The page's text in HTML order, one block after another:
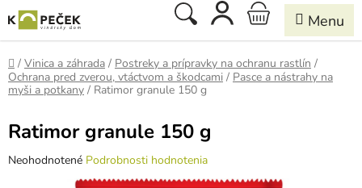
na
obsah
Hľadať
NÁKUPNÝ
KOŠÍK
Domov
/ Vinica a záhrada / Postreky a prípravky na ochranu rastlín /
Ochrana pred zverou, vtáctvom a škodcami / Pasce a nástrahy na
myši a potkany / Ratimor granule 150 g
Ratimor granule 150 g
Priemerné
Neohodnotené Podrobnosti hodnotenia